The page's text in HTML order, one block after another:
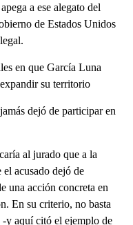
a ese alegato del
de Estados Unidos
en que García Luna
su territorio
dejó de participar en
al jurado que a la
el acusado dejó de
una acción concreta en
En su criterio, no basta
y aquí citó el ejemplo de